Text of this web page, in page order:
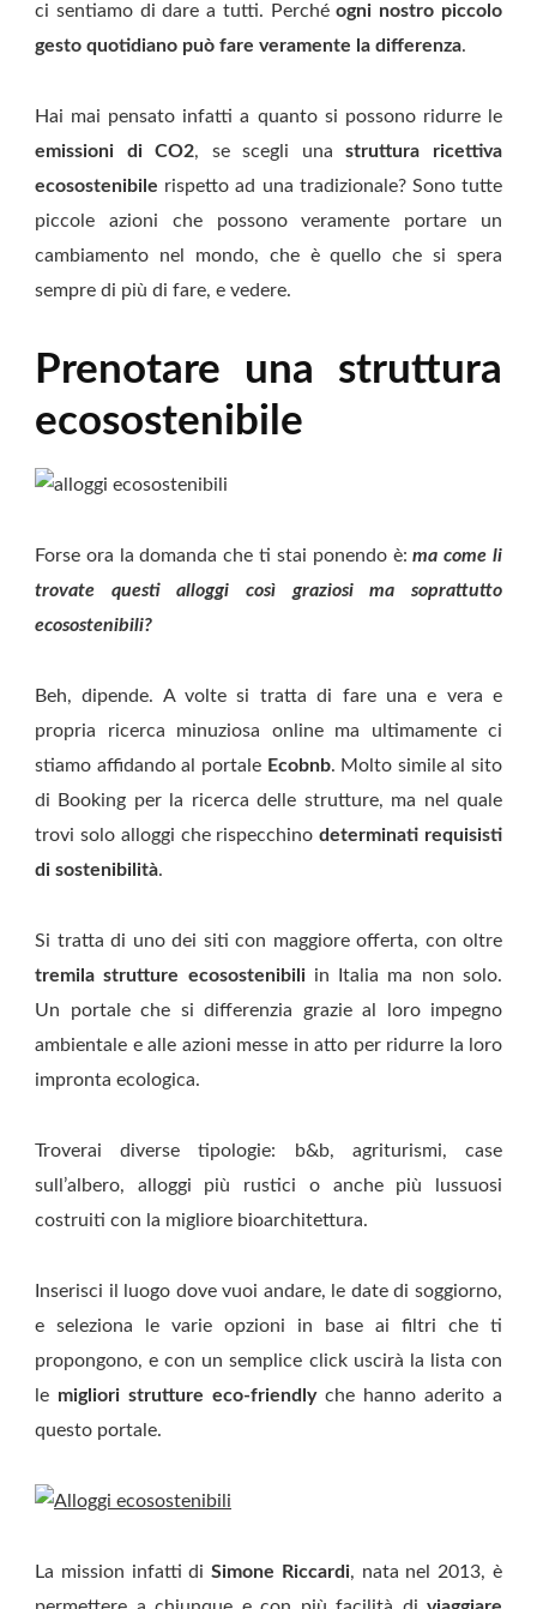
ci sentiamo di dare a tutti. Perchéogni nostro piccolo
gesto quotidiano può fare veramente la differenza.
Hai mai pensato infatti a quanto si possono ridurre le
emissioni di CO2, se scegli una struttura ricettiva
ecosostenibile rispetto ad una tradizionale? Sono tutte
piccole azioni che possono veramente portare un
cambiamento nel mondo, che è quello che si spera
sempre di più di fare, e vedere.
Prenotare una struttura
ecosostenibile
Forse ora la domanda che ti stai ponendo è: ma come li
trovate questi alloggi così graziosi ma soprattutto
ecosostenibili?
Beh, dipende. A volte si tratta di fare una e vera e
propria ricerca minuziosa online ma ultimamente ci
stiamo affidando al portale Ecobnb. Molto simile al sito
di Booking per la ricerca delle strutture, ma nel quale
trovi solo alloggi che rispecchino determinati requisisti
di sostenibilità.
Si tratta di uno dei siti con maggiore offerta, con oltre
tremila strutture ecosostenibiliin Italia ma non solo.
Un portale che si differenzia grazie al loro impegno
ambientale e alle azioni messe in atto per ridurre la loro
impronta ecologica.
Troverai diverse tipologie: b&b, agriturismi, case
sull’albero, alloggi più rustici o anche più lussuosi
costruiti con la migliore bioarchitettura.
Inserisci il luogo dove vuoi andare, le date di soggiorno,
e seleziona le varie opzioni in base ai filtri che ti
propongono, e con un semplice click uscirà la lista con
le migliori strutture eco-friendlyche hanno aderito a
questo portale.
La mission infatti diSimone Riccardi, nata nel 2013, è